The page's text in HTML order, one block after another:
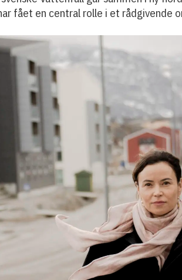
fået en central rolle i et rådgivende